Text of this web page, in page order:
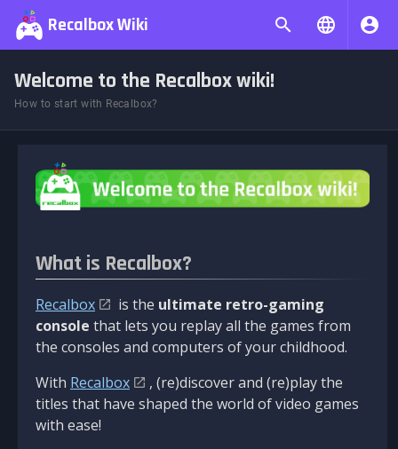
Recalbox Wiki
Welcome to the Recalbox wiki!
How to start with Recalbox?
What is Recalbox?
Recalbox is the ultimate retro-gaming
console that lets you replay all the games from
the consoles and computers of your childhood.
With Recalbox
, (re)discover and (re)play the
titles that have shaped the world of video games
with ease!